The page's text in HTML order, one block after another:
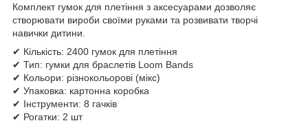
Комплект гумок для плетіння з аксесуарами дозволяє
створювати вироби своїми руками та розвивати творчі
навички дитини.
✔ Кількість: 2400 гумок для плетіння
✔ Тип: гумки для браслетів Loom Bands
✔ Кольори: різнокольорові (мікс)
✔ Упаковка: картонна коробка
✔ Інструменти: 8 гачків
✔ Рогатки: 2 шт